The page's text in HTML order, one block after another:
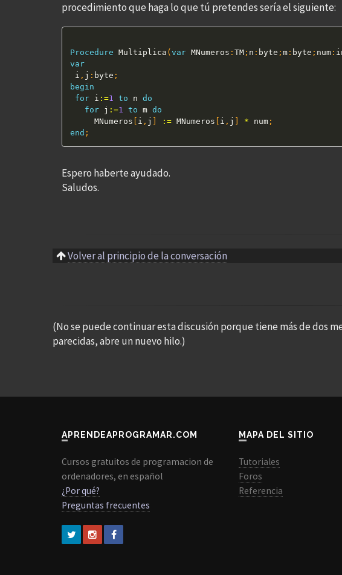
procedimiento que haga lo que tú pretendes sería el siguiente:
Procedure Multiplica ( var MNumeros : TM ; n : byte ; m : byte ; num :
var
i , j : byte ;
begin
for i :=1 to n do
for j :=1 to m do
     MNumeros
i , j := MNumeros i , j * num ;
end ;
Espero haberte ayudado.
Saludos.
Volver al principio de la conversación
(No se puede continuar esta discusión porque tiene más de dos
parecidas, abre un nuevo hilo.)
APRENDEAPROGRAMAR.COM
Cursos gratuitos de programacion de
ordenadores, en español
¿Por qué?
Preguntas frecuentes
MAPA DEL SITIO
Tutoriales
Foros
Referencia